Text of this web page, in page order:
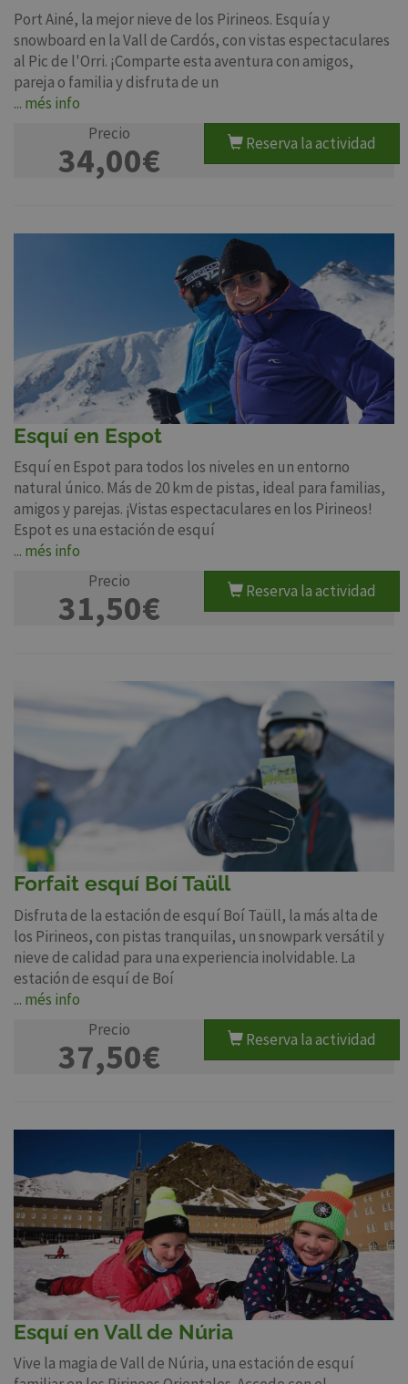
Port Ainé, la mejor nieve de los Pirineos. Esquía y
snowboard en la Vall de Cardós, con vistas espectaculares
al Pic de l'Orri. ¡Comparte esta aventura con amigos,
pareja o familia y disfruta de un
... més info
Precio
34,00€ Reserva la actividad
Esquí en Espot
Esquí en Espot para todos los niveles en un entorno
natural único. Más de 20 km de pistas, ideal para familias,
amigos y parejas. ¡Vistas espectaculares en los Pirineos!
Espot es una estación de esquí
... més info
Precio
31,50€ Reserva la actividad
Forfait esquí Boí Taüll
Disfruta de la estación de esquí Boí Taüll, la más alta de
los Pirineos, con pistas tranquilas, un snowpark versátil y
nieve de calidad para una experiencia inolvidable. La
estación de esquí de Boí
... més info
Precio
37,50€ Reserva la actividad
Esquí en Vall de Núria
Vive la magia de Vall de Núria, una estación de esquí